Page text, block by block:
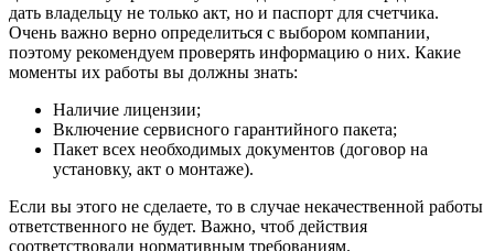
дать владельцу не только акт, но и паспорт для счетчика.
Очень важно верно определиться с выбором компании,
поэтому рекомендуем проверять информацию о них. Какие
моменты их работы вы должны знать:
Наличие лицензии;
Включение сервисного гарантийного пакета;
Пакет всех необходимых документов (договор на
установку, акт о монтаже).
Если вы этого не сделаете, то в случае некачественной работы
ответственного не будет. Важно, чтоб действия
соответствовали нормативным требованиям.